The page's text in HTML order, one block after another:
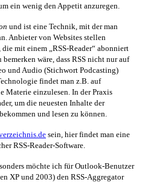
ein wenig den Appetit anzuregen.
und ist eine Technik, mit der man
Anbieter von Websites stellen
mit einem „RSS-Reader“ abonniert
wäre, dass RSS nicht nur auf
und Audio (Stichwort Podcasting)
findet man z.B. auf
Materie einzulesen. In der Praxis
um die neuesten Inhalte der
und lesen zu können.
sein, hier findet man eine
RSS-Reader-Software.
möchte ich für Outlook-Benutzer
XP und 2003) den RSS-Aggregator